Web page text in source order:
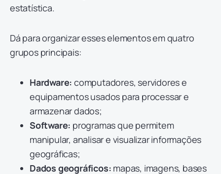
estatística.
Dá para organizar esses elementos em quatro
grupos principais:
Hardware: computadores, servidores e
equipamentos usados para processar e
armazenar dados;
Software: programas que permitem
manipular, analisar e visualizar informações
geográficas;
Dados geográficos: mapas, imagens, bases